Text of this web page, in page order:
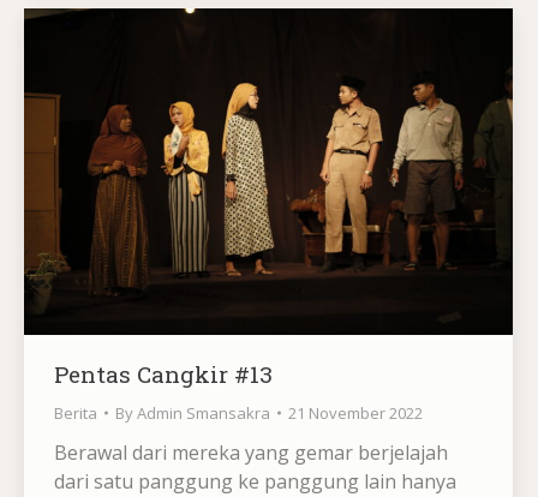
Pentas Cangkir #13
Berita ByAdmin Smansakra 21 November 2022
Berawal dari mereka yang gemar berjelajah
dari satu panggung ke panggung lain hanya